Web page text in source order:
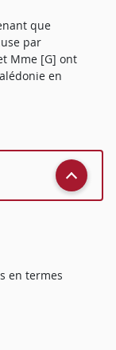
que
par
Mme [G] ont
en
en termes